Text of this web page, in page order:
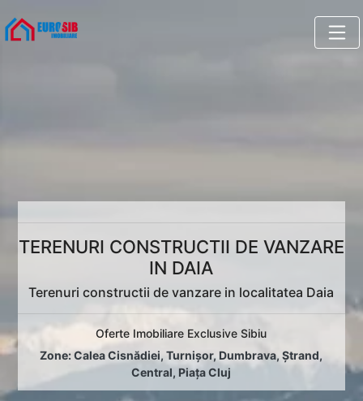
TERENURI CONSTRUCTII DE VANZARE
IN DAIA
Terenuri constructii de vanzare in localitatea Daia
Oferte Imobiliare Exclusive Sibiu
Zone:Calea Cisnădiei,Turnișor,Dumbrava,Ștrand,
Central, Piața Cluj